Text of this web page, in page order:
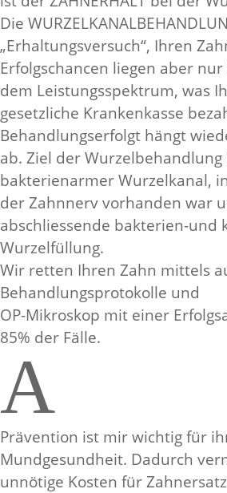
Die
„Erhaltungsversuch“, Ihren
Erfolgschancen liegen aber
dem Leistungsspektrum, was
gesetzliche Krankenkasse
Behandlungserfolgt hängt
ab. Ziel der Wurzelbehandlung
bakterienarmer Wurzelkanal,
der Zahnnerv vorhanden war
abschliessende bakterien-und
Wurzelfüllung.
Wir retten Ihren Zahn mittels
Behandlungsprotokolle und
OP-Mikroskop mit einer
85% der Fälle.
A
Prävention ist mir wichtig für
Mundgesundheit. Dadurch
unnötige Kosten für